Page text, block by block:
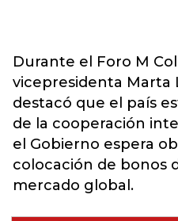
Durante el Foro M
vicepresidenta Marta
destacó que el país
de la cooperación
el Gobierno espera
colocación de bonos
mercado global.